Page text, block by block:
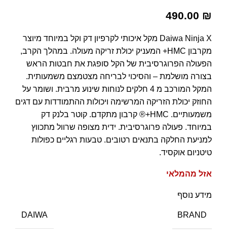
490.00 ₪
Daiwa Ninja X מקל איכותי לקרפיון דק וקל במיוחד מיוצר
מקרבון HMC+ המעניק יכולת זריקה מעולה. במהלך הקרב,
הפעולה הפרוגרסיבית של הקל סופגת את חבטות הראש
בצורה מושלמת – והסיכוי לבריחה מצטמצם משמעותית.
המקל המורכב מ 4 חלקים לנוחות שינוע מרבית. ושומר על
החוזק יכולת הזריקה המרשימה ויכולות ההתמודדות עם דגים
משמעותיים. HMC+® קרבון מתקדם. קוטר בלנק דק
במיוחד. פעולה פרוגרסיבית. ידית מצופה שרוול מתכווץ
למניעת החלקה בתנאים רטובים. טבעות רגליים כפולות
טיטניום אוקסיד.
אזל מהמלאי
מידע נוסף
BRAND
DAIWA